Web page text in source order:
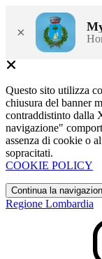
×
Questo sito utilizza
chiusura del banner
contraddistinto dalla
navigazione"
assenza di cookie o
sopracitati.
COOKIE POLICY
Continua la
Regione Lombardia